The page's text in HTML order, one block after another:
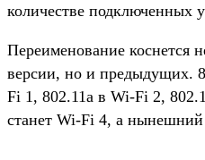
количестве подключенных
Переименование коснется
версии, но и предыдущих.
Fi 1, 802.11a в Wi-Fi 2,
станет Wi-Fi 4, а